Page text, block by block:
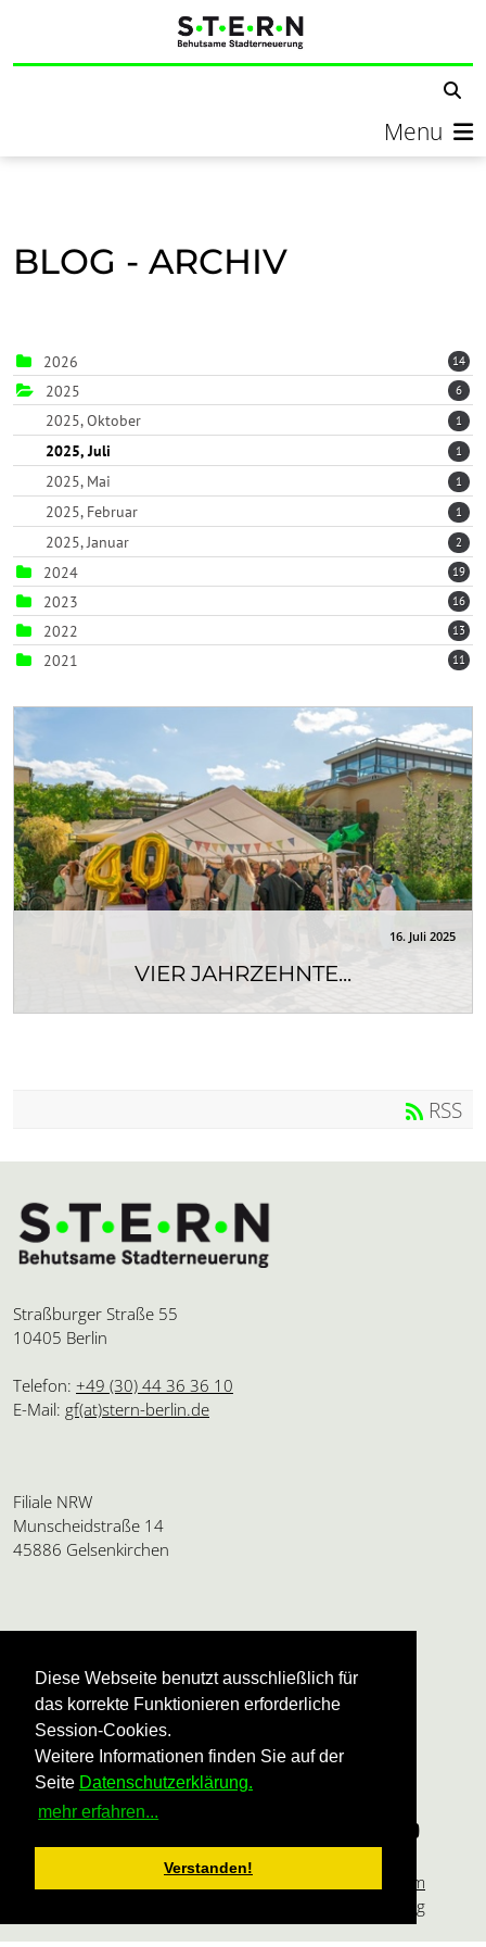
Diese Webseite benutzt ausschließlich für
das korrekte Funktionieren erforderliche
Session-Cookies.
Weitere Informationen finden Sie auf der
Seite Datenschutzerklärung.
mehr erfahren...
Verstanden!
Menu
BLOG - ARCHIV
2026 14
2025 6
2025, Oktober 1
2025, Juli 1
2025, Mai 1
2025, Februar 1
2025, Januar 2
2024 19
2023 16
2022 13
2021 11
16. Juli 2025
VIER JAHRZEHNTE...
Wir haben 40 Jahre STERN behutsame
RSS
Straßburger Straße 55
10405 Berlin
Telefon: +49 (30) 44 36 36 10
E-Mail: gf(at)stern-berlin.de
Filiale NRW
Munscheidstraße 14
45886 Gelsenkirchen
HRB 24112 B
USt.ID: DE136595165
Geschäftsführung:
Ulrike Dannel und Beatrice Siegert
Impressum
Datenschutzerklärung